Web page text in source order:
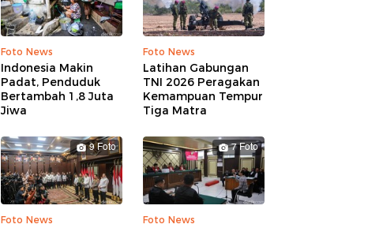
Foto News
Indonesia Makin
Padat, Penduduk
Bertambah 1,8 Juta
Jiwa
Foto News
Latihan Gabungan
TNI 2026 Peragakan
Kemampuan Tempur
Tiga Matra
9 Foto
Foto News
7 Foto
Foto News